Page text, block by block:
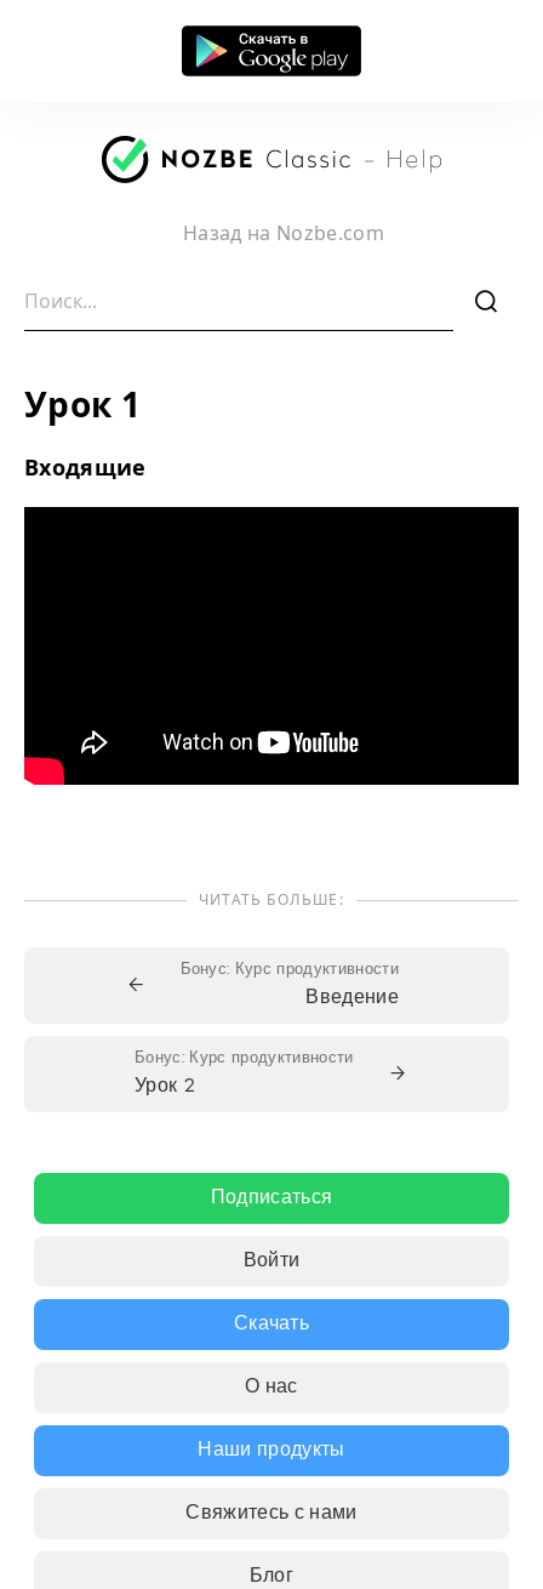
Назад на Nozbe.com
f
Урок 1
Входящие
ЧИТАТЬ БОЛЬШЕ:
←
Бонус: Курс продуктивности
Введение
Бонус: Курс продуктивности
Урок 2
→
Подписаться
Войти
Скачать
О нас
Наши продукты
Свяжитесь с нами
Блог